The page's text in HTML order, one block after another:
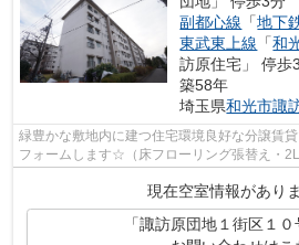
副都心線 「地下
東武東上線 「和
訪原住宅」 停歩
築58年
埼玉県和光市諏
緑豊かな敷地内に建つ住宅環境良好な分譲賃
フォームします☆（床フローリング張替え・
現在空室情報があり
「諏訪原団地１街区１